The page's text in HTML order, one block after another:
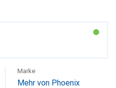
Marke
Mehr von Phoenix